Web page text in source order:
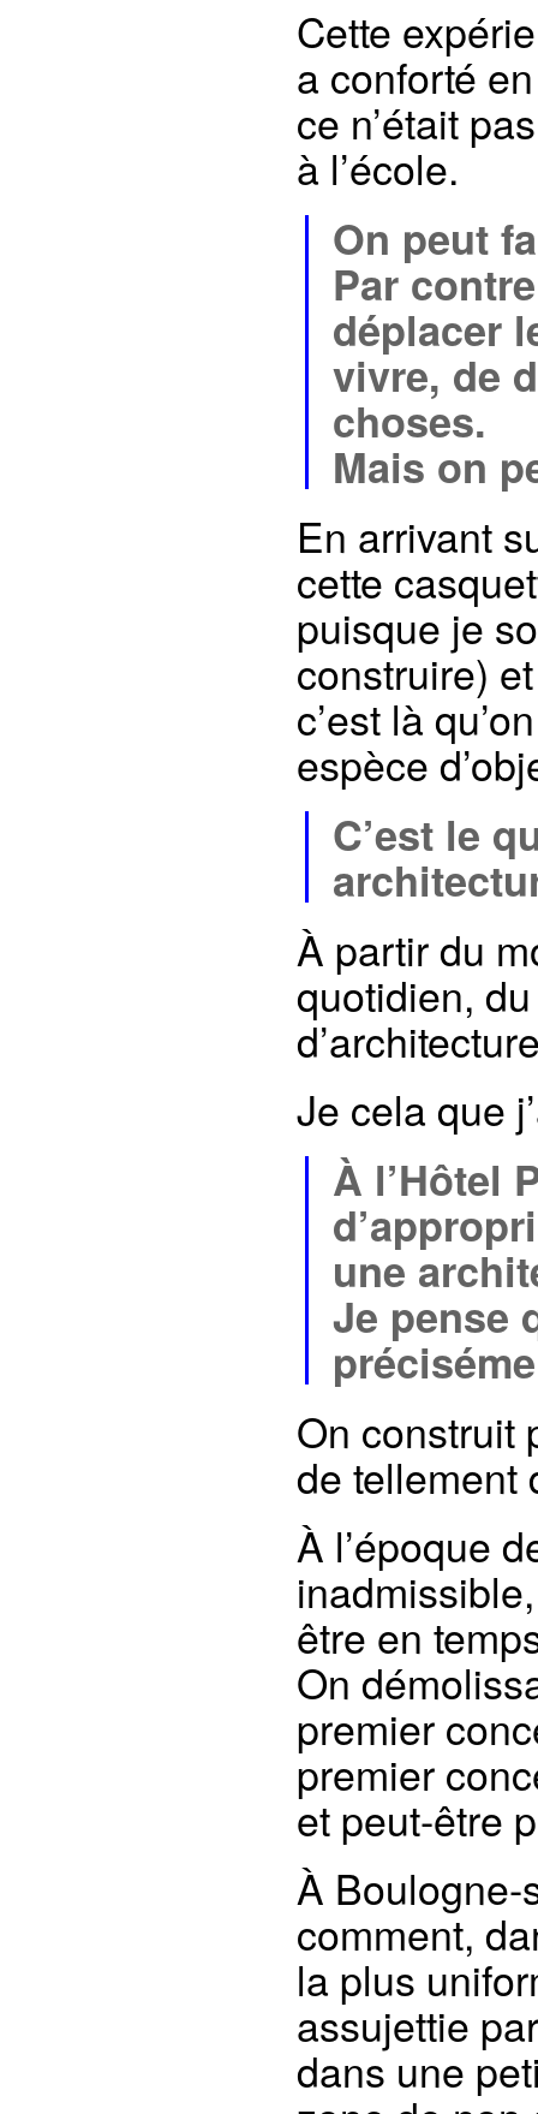
Cette
a conforté
ce n’était
à l’école.
On peut
Par
déplacer
vivre, de
choses.
Mais on
En arrivant
cette
puisque je
construire)
c’est là
espèce
C’est le
À partir du
quotidien,
Je cela que
À l’Hôtel
une
Je pense
On construit
de tellement
À l’époque
être en
On
premier
premier
et peut-être
À Boulogne-
comment,
la plus
assujettie
dans une